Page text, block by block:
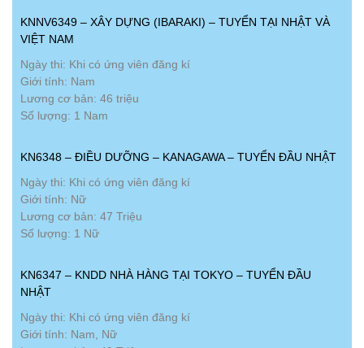
KNNV6349 – XÂY DỰNG (IBARAKI) – TUYỂN TẠI NHẬT VÀ
VIỆT NAM
Ngày thi: Khi có ứng viên đăng kí
Giới tính: Nam
Lương cơ bản: 46 triệu
Số lượng: 1 Nam
KN6348 – ĐIỀU DƯỠNG – KANAGAWA – TUYỂN ĐẦU NHẬT
Ngày thi: Khi có ứng viên đăng kí
Giới tính: Nữ
Lương cơ bản: 47 Triệu
Số lượng: 1 Nữ
KN6347 – KNDD NHÀ HÀNG TẠI TOKYO – TUYỂN ĐẦU
NHẬT
Ngày thi: Khi có ứng viên đăng kí
Giới tính: Nam, Nữ